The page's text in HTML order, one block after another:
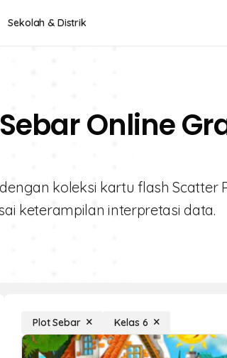
Sekolah & Distrik
Online
koleksi kartu flash Scatter
keterampilan interpretasi data.
Plot Sebar Kelas 6